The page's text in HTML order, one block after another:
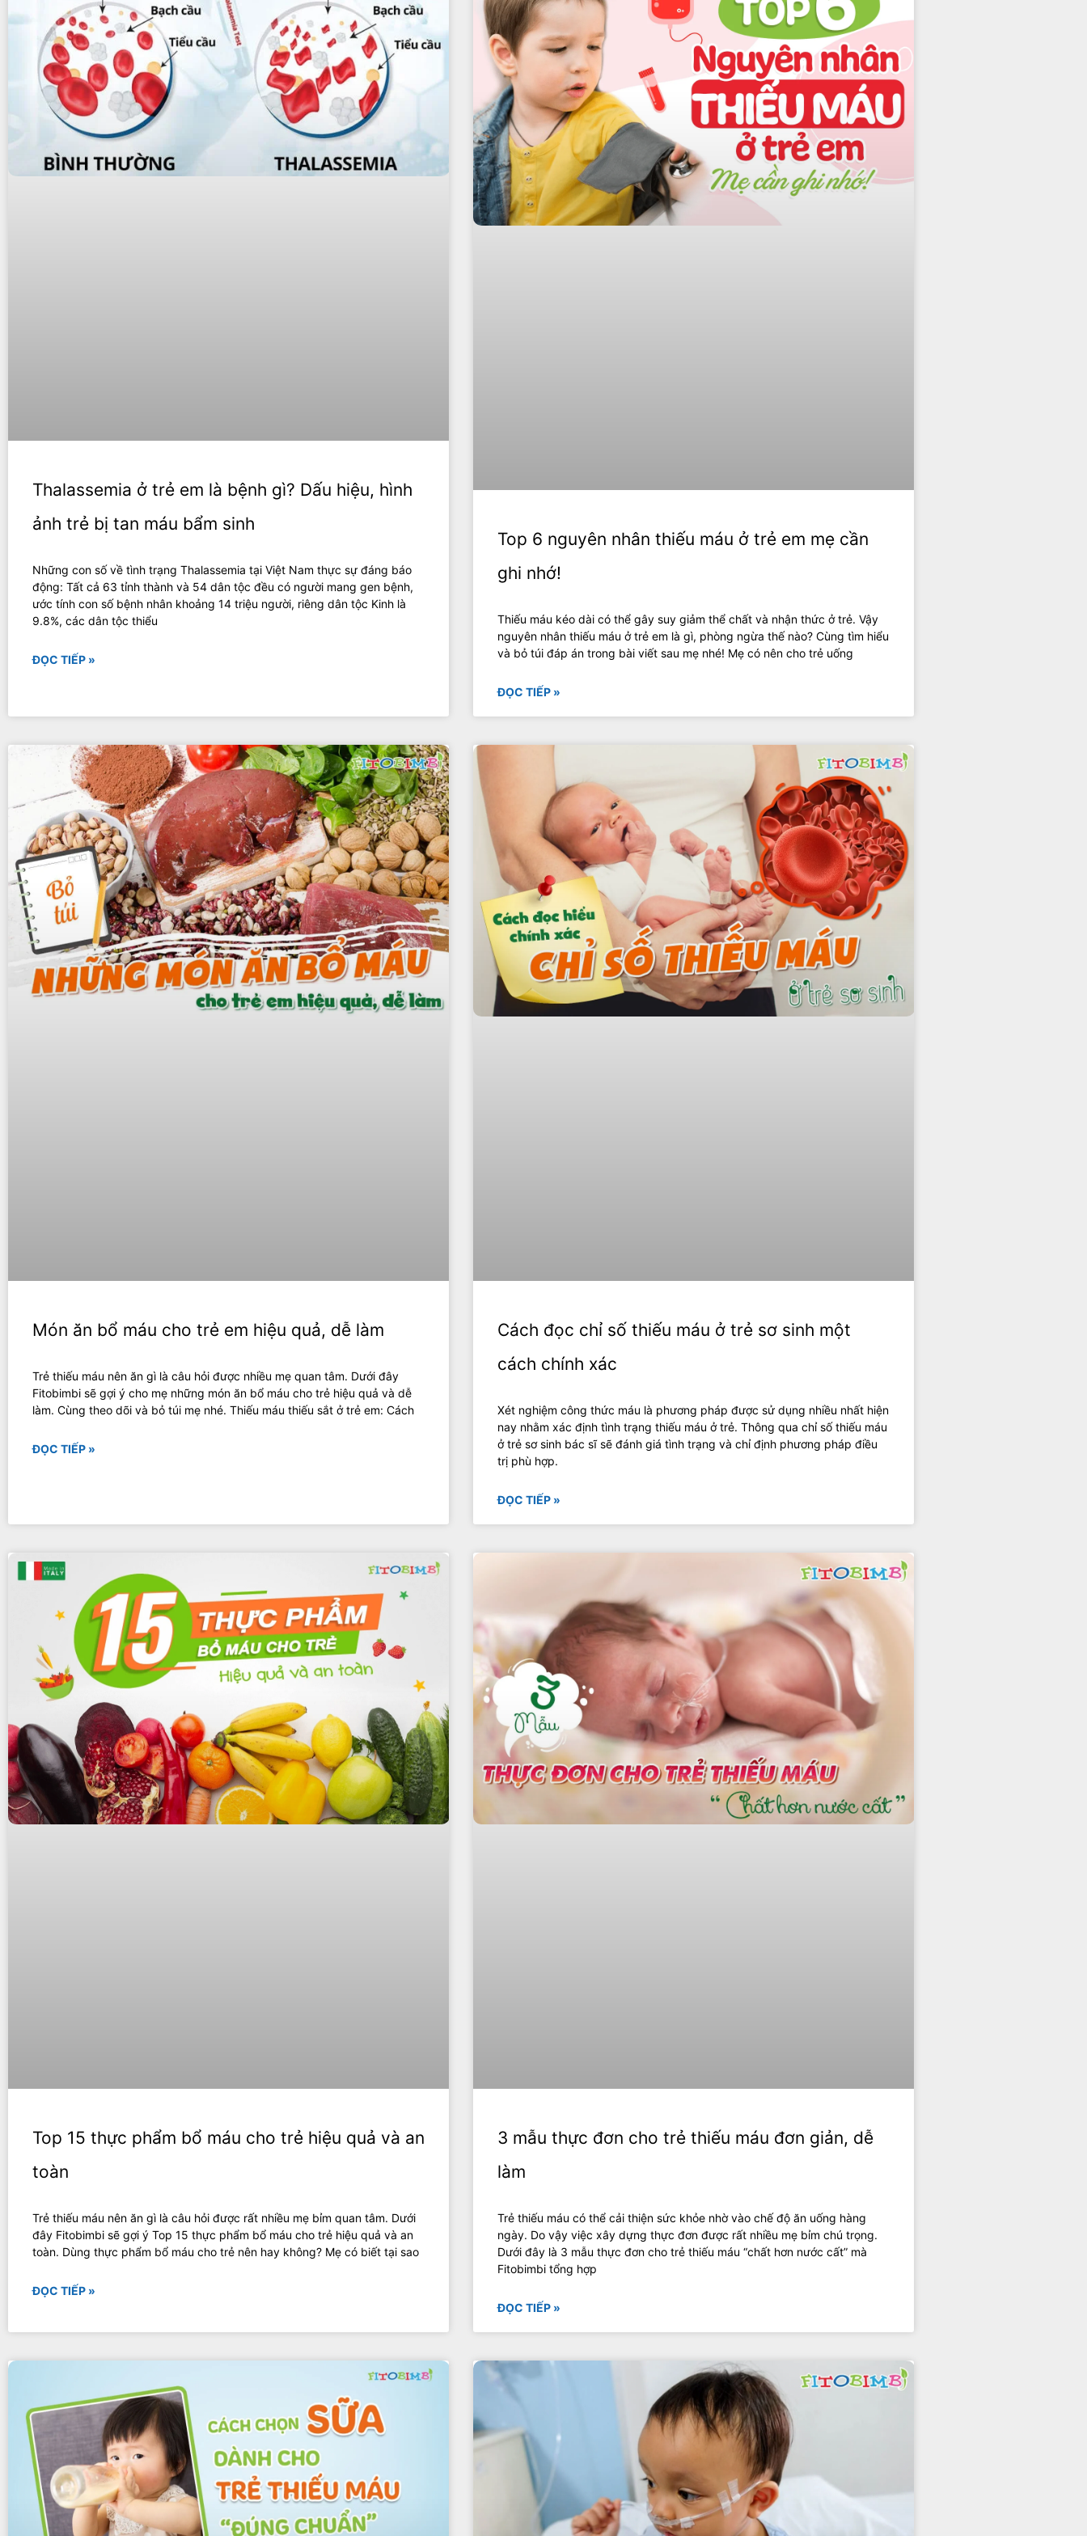
Thalassemia ở trẻ em là bệnh gì? Dấu hiệu, hình
ảnh trẻ bị tan máu bẩm sinh
Những con số về tình trạng Thalassemia tại Việt Nam thực sự đáng báo
động: Tất cả 63 tỉnh thành và 54 dân tộc đều có người mang gen bệnh,
ước tính con số bệnh nhân khoảng 14 triệu người, riêng dân tộc Kinh là
9.8%, các dân tộc thiểu
ĐỌC TIẾP »
Top 6 nguyên nhân thiếu máu ở trẻ em mẹ cần
ghi nhớ!
Thiếu máu kéo dài có thể gây suy giảm thể chất và nhận thức ở trẻ. Vậy
nguyên nhân thiếu máu ở trẻ em là gì, phòng ngừa thế nào? Cùng tìm hiểu
và bỏ túi đáp án trong bài viết sau mẹ nhé! Mẹ có nên cho trẻ uống
ĐỌC TIẾP »
Món ăn bổ máu cho trẻ em hiệu quả, dễ làm
Trẻ thiếu máu nên ăn gì là câu hỏi được nhiều mẹ quan tâm. Dưới đây
Fitobimbi sẽ gợi ý cho mẹ những món ăn bổ máu cho trẻ hiệu quả và dễ
làm. Cùng theo dõi và bỏ túi mẹ nhé. Thiếu máu thiếu sắt ở trẻ em: Cách
ĐỌC TIẾP »
Cách đọc chỉ số thiếu máu ở trẻ sơ sinh một
cách chính xác
Xét nghiệm công thức máu là phương pháp được sử dụng nhiều nhất hiện
nay nhằm xác định tình trạng thiếu máu ở trẻ. Thông qua chỉ số thiếu máu
ở trẻ sơ sinh bác sĩ sẽ đánh giá tình trạng và chỉ định phương pháp điều
trị phù hợp.
ĐỌC TIẾP »
Top 15 thực phẩm bổ máu cho trẻ hiệu quả và an
toàn
Trẻ thiếu máu nên ăn gì là câu hỏi được rất nhiều mẹ bỉm quan tâm. Dưới
đây Fitobimbi sẽ gợi ý Top 15 thực phẩm bổ máu cho trẻ hiệu quả và an
toàn. Dùng thực phẩm bổ máu cho trẻ nên hay không? Mẹ có biết tại sao
ĐỌC TIẾP »
3 mẫu thực đơn cho trẻ thiếu máu đơn giản, dễ
làm
Trẻ thiếu máu có thể cải thiện sức khỏe nhờ vào chế độ ăn uống hàng
ngày. Do vậy việc xây dựng thực đơn được rất nhiều mẹ bỉm chú trọng.
Dưới đây là 3 mẫu thực đơn cho trẻ thiếu máu “chất hơn nước cất” mà
Fitobimbi tổng hợp
ĐỌC TIẾP »